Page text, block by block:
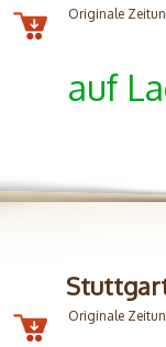
Originale
auf
Originale